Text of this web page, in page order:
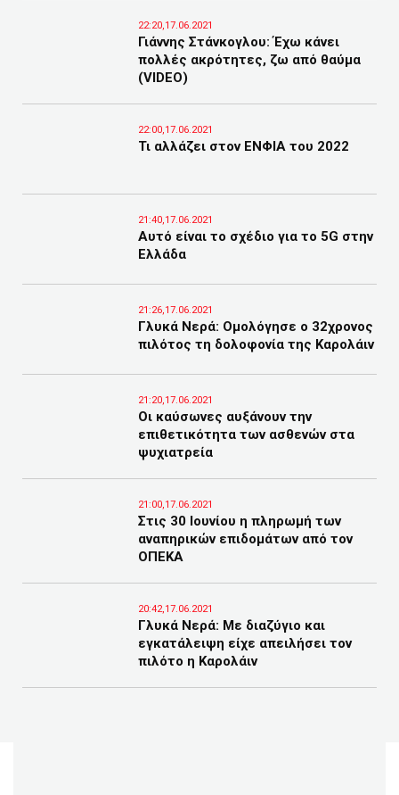
22:20,17.06.2021
Γιάννης Στάνκογλου: Έχω κάνει
πολλές ακρότητες, ζω από θαύμα
(VIDEO)
22:00,17.06.2021
Τι αλλάζει στον ΕΝΦΙΑ του 2022
21:40,17.06.2021
Αυτό είναι το σχέδιο για το 5G στην
Ελλάδα
21:26,17.06.2021
Γλυκά Νερά: Ομολόγησε ο 32χρονος
πιλότος τη δολοφονία της Καρολάιν
21:20,17.06.2021
Οι καύσωνες αυξάνουν την
επιθετικότητα των ασθενών στα
ψυχιατρεία
21:00,17.06.2021
Στις 30 Ιουνίου η πληρωμή των
αναπηρικών επιδομάτων από τον
ΟΠΕΚΑ
20:42,17.06.2021
Γλυκά Νερά: Με διαζύγιο και
εγκατάλειψη είχε απειλήσει τον
πιλότο η Καρολάιν